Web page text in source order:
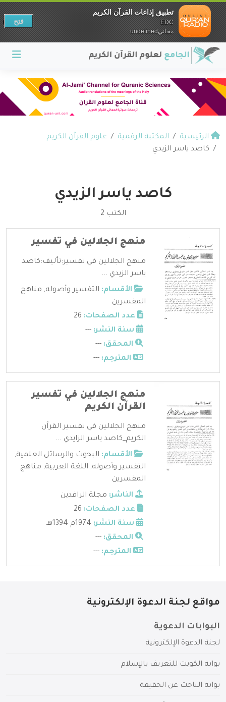
الرئيسية المكتبة الرقمية
علوم القرآن الكريم
كاصد ياسر الزيدي
كاصد ياسر الزيدي
الكتب 2
منهج الجلالين في تفسير
منهج الجلالين في تفسير:تأليف:كاصد
ياسر الزيدي ...
الأقسام: التفسير وأصوله, مناهج
المفسرين
عدد الصفحات:
سنة النشر: ---
المحقق: ---
المترجم: ---
منهج الجلالين في تفسير
القرآن الكريم
منهج الجلالين في تفسير القرآن
الكريم_كاصد ياسر الزايدي ...
الأقسام: البحوث والرسائل العلمية,
التفسير وأصوله, اللغة العربية, مناهج
المفسرين
الناشر: مجلة الرافدين
عدد الصفحات:
سنة النشر:
المحقق: ---
المترجم: ---
مواقع لجنة الدعوة الإلكترونية
البوابات الدعوية
لجنة الدعوة الإلكترونية
بوابة الكويت للتعريف بالإسلام
بوابة الباحث عن الحقيقة
تطبيق إذاعات القرآن الكريم
EDC
مجانيundefined
فتح